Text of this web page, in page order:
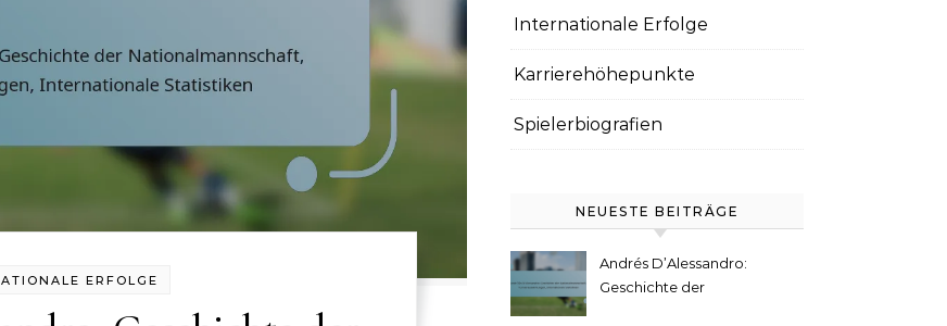
ERFOLGE
Internationale Erfolge
Karrierehöhepunkte
Spielerbiografien
NEUESTE BEITRÄGE
Andrés D’Alessandro:
Geschichte der